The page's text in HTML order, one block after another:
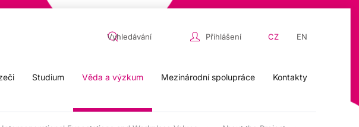
Přihlášení CZ EN
Studium Věda a výzkum Mezinárodní spolupráce Kontakty